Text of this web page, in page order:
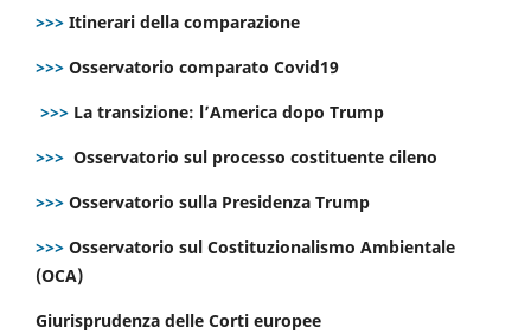
>>> Itinerari della comparazione
>>> Osservatorio comparato Covid19
>>> La transizione: l’America dopo Trump
>>> Osservatorio sul processo costituente cileno
>>> Osservatorio sulla Presidenza Trump
>>> Osservatorio sul Costituzionalismo Ambientale
(OCA)
Giurisprudenza delle Corti europee